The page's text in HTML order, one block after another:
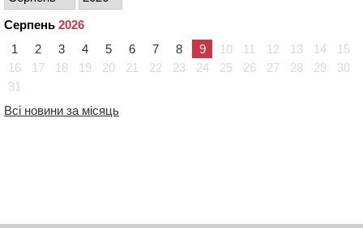
Серпень 2026
1
2 3 4 5 6 7 8 9 10 11 12 13 14
15
16
17 18 19 20 21 22 23 24 25 26 27 28 29
30
31
Всі новини за місяць